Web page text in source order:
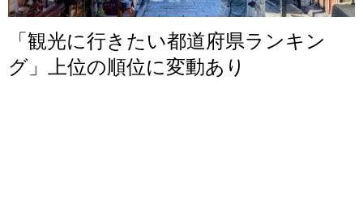
「観光に行きたい都道府県ランキン
グ」上位の順位に変動あり